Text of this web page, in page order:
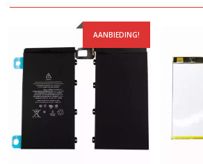
AANBIEDING!